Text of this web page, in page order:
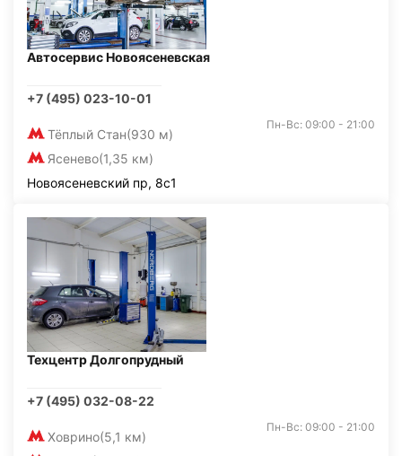
Автосервис Новоясеневская
+7 (495) 023-10-01
Тёплый Стан(930 м)
Ясенево(1,35 км)
Пн-Вс: 09:00 - 21:00
Новоясеневский пр, 8с1
Техцентр Долгопрудный
+7 (495) 032-08-22
Ховрино(5,1 км)
Пн-Вс: 09:00 - 21:00